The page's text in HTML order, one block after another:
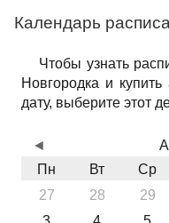
Календарь
Чтобы узнать
Новгородка и
дату, выберите этот
Пн
Вт Ср
27
28 29
◄